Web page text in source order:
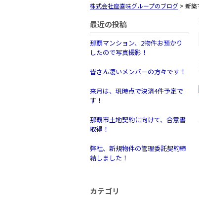
株式会社座喜味グループのブログ > 新築
最近の投稿
那覇マンション、2物件お預かり
したので写真撮影！
皆さん凄いメンバーの方々です！
来月は、現時点で決済4件予定で
す！
那覇市土地契約に向けて、合意書
取得！
弊社、新規物件の管理委託契約締
結しました！
カテゴリ